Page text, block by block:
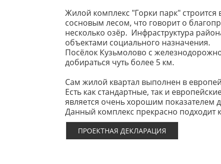
Жилой комплекс "Горки парк"
сосновым лесом, что говорит о
несколько озёр. Инфраструктура
объектами социального назначения.
Посёлок Кузьмолово с
добираться чуть более 5 км.
Сам жилой квартал выполнен в
Есть как стандартные, так и
является очень хорошим показателем
Данный комплекс прекрасно подходит
ПРОЕКТНАЯ ДЕКЛАРАЦИЯ